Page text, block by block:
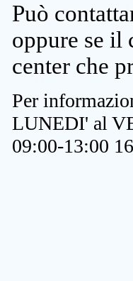
Può
oppure se il
center che
Per
LUNEDI' al
09:00-13:00